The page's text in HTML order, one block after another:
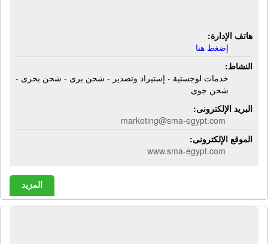
هاتف الإدارة:
إضغط هنا
النشاط:
خدمات لوجستية - إستيراد وتصدير - شحن برى - شحن بحرى -
شحن جوى
البريد الإلكترونى:
marketing@sma-egypt.com
الموقع الإلكترونى:
www.sma-egypt.com
المزيد